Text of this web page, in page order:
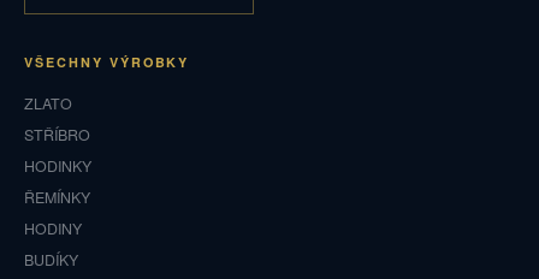
VŠECHNY VÝROBKY
ZLATO
STŘÍBRO
HODINKY
ŘEMÍNKY
HODINY
BUDÍKY